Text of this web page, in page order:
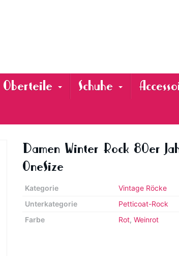
Oberteile Schuhe
Damen Winter Rock 80er
OneSize
Kategorie
Vintage Röcke
Unterkategorie
Petticoat-Rock
Farbe
Rot, Weinrot